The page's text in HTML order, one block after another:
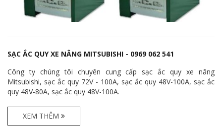
SẠC ẮC QUY XE NÂNG MITSUBISHI - 0969 062 541
Công ty chúng tôi chuyên cung cấp sạc ắc quy xe nâng
Mitsubishi, sạc ắc quy 72V - 100A, sạc ắc quy 48V-100A, sạc ắc
quy 48V-80A, sạc ắc quy 48V-100A.
XEM THÊM